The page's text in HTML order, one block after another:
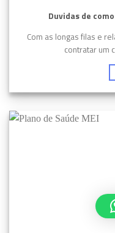
Duvidas de
Com as longas filas e
contratar um